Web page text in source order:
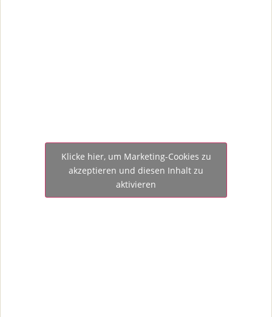
Klicke hier, um Marketing-Cookies zu
akzeptieren und diesen Inhalt zu
aktivieren